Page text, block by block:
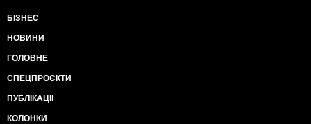
российский газ с конца ноября прошлого года,
довольствуясь газом из Европы по реверсу, так еще
его потребление - согласно данным ПАО
"Укртрансгаз", на 27 февраля 2016-го запасы в
подземных хранилищах газа Украины составили 10
млрд 95,32 млн куб. м, что на 24% больше, чем на 27
БІЗНЕС
НОВИНИ
ГОЛОВНЕ
СПЕЦПРОЄКТИ
ПУБЛІКАЦІЇ
КОЛОНКИ